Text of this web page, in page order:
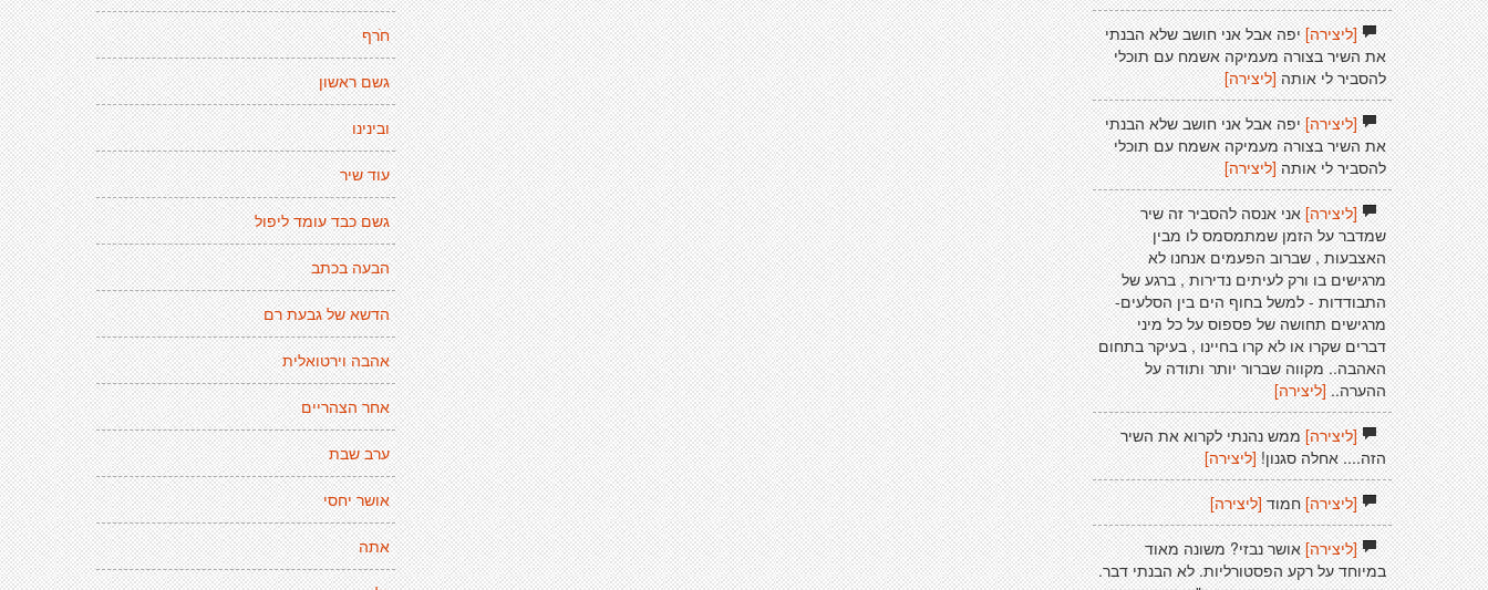
חׂרף
גשם ראשון
ובינינו
עוד שיר
גשם כבד עומד ליפול
הבעה בכתב
הדשא של גבעת רם
אהבה וירטואלית
אחר הצהריים
ערב שבת
אושר יחסי
אתה
[ליצירה]יפה אבל אני חושב שלא הבנתי
את השיר בצורה מעמיקה אשמח עם תוכלי
להסביר לי אותה [ליצירה]
[ליצירה]יפה אבל אני חושב שלא הבנתי
את השיר בצורה מעמיקה אשמח עם תוכלי
להסביר לי אותה [ליצירה]
[ליצירה]אני אנסה להסביר זה שיר
שמדבר על הזמן שמתמסמס לו מבין
האצבעות , שברוב הפעמים אנחנו לא
מרגישים בו ורק לעיתים נדירות , ברגע של
התבודדות - למשל בחוף הים בין הסלעים-
מרגישים תחושה של פספוס על כל מיני
דברים שקרו או לא קרו בחיינו , בעיקר בתחום
האהבה.. מקווה שברור יותר ותודה על
ההערה.. [ליצירה]
[ליצירה]ממש נהנתי לקרוא את השיר
הזה.... אחלה סגנון! [ליצירה]
[ליצירה]חמוד[ליצירה]
[ליצירה]אושר נבזי? משונה מאוד
במיוחד על רקע הפסטורליות. לא הבנתי דבר.